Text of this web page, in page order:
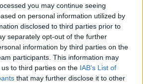
you may continue seeing
on personal information utilized by
disclosed to third parties prior to
separately opt-out of the further
information by third parties on the
participants. This information may
to third parties on the IAB’s List of
that may further disclose it to other
recebem 738,8 mil euros para projetos
ligação ao Alentejo vão receber um total